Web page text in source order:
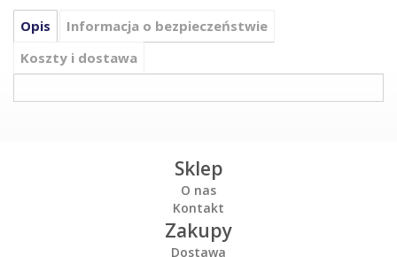
Opis
Informacja o bezpieczeństwie
Koszty i dostawa
Sklep
O nas
Kontakt
Zakupy
Dostawa